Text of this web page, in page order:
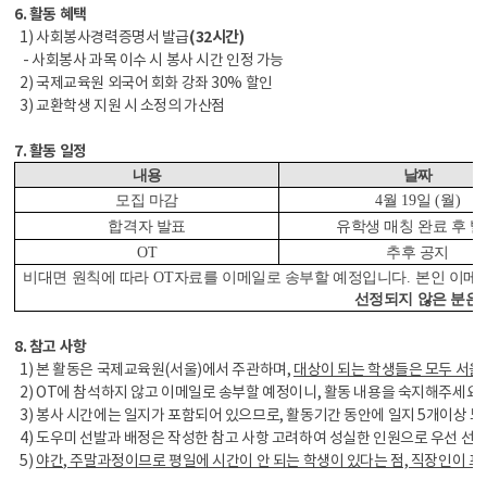
6. 활동 혜택
1) 사회봉사경력증명서 발급(32시간)
- 사회봉사 과목 이수 시 봉사 시간 인정 가능
2) 국제교육원 외국어 회화 강좌 30% 할인
3) 교환학생 지원 시 소정의 가산점
7. 활동 일정
내용
날짜
모집 마감
4월 19일 (월)
합격자 발표
유학생 매칭 완료 후
OT
추후 공지
비대면 원칙에 따라 OT자료를 이메일로 송부할 예정입니다 본인 이메
선정되지 않은 분은
8. 참고 사항
1) 본 활동은 국제교육원(서울)에서 주관하며, 대상이 되는 학생들은 모두 서
2) OT에 참석하지 않고 이메일로 송부할 예정이니, 활동 내용을 숙지해주세요.
3) 봉사 시간에는 일지가 포함되어 있으므로, 활동기간 동안에 일지 5개이상
4) 도우미 선발과 배정은 작성한 참고 사항 고려하여 성실한 인원으로 우선 선
5) 야간, 주말과정이므로 평일에 시간이 안 되는 학생이 있다는 점, 직장인이